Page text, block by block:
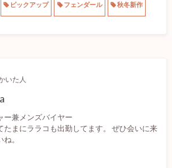
ピックアップ フェンダール 秋冬新作
いた人
ー兼メンズバイヤー
たまにララコも出勤してます。 ぜひ会いに来
。